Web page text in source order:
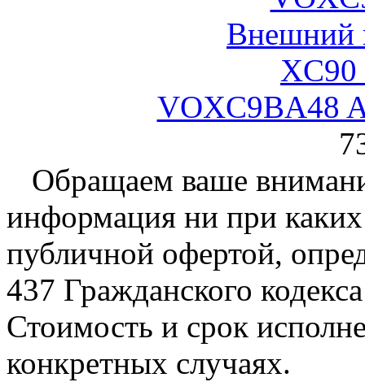
VOXC9BA48
Обращаем ваше
информация ни при каких
публичной офертой,
437 Гражданского
Стоимость и срок
конкретных случаях.